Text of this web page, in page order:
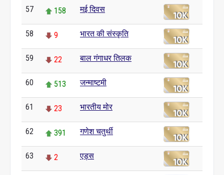
57 158 मई दिवस
58 9 भारत की संस्कृति
59 22 बाल गंगाधर तिलक
60 513 जन्माष्टमी
61 23 भारतीय मोर
62 391 गणेश चतुर्थी
63 2 एड्स